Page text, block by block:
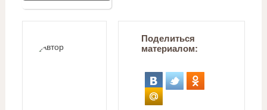
Поделиться
материалом: